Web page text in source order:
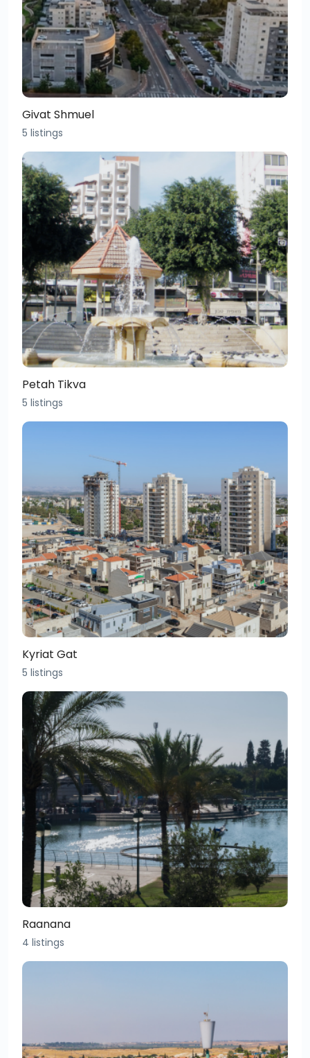
Givat Shmuel
5 listings
Petah Tikva
5 listings
Kyriat Gat
5 listings
Raanana
4 listings